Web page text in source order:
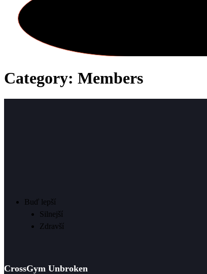
Category: Members
Buď lepší
Silnejší
Zdravší
CrossGym Unbroken